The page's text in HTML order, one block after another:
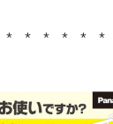
* * * *